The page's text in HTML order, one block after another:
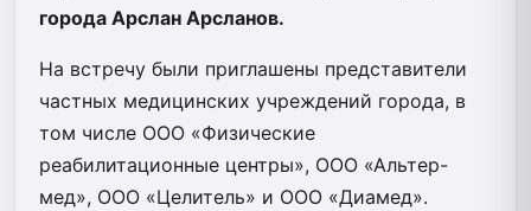
города Арслан Арсланов.
На встречу были приглашены представители
частных медицинских учреждений города, в
том числе ООО «Физические
реабилитационные центры», ООО «Альтер-
мед», ООО «Целитель» и ООО «Диамед».